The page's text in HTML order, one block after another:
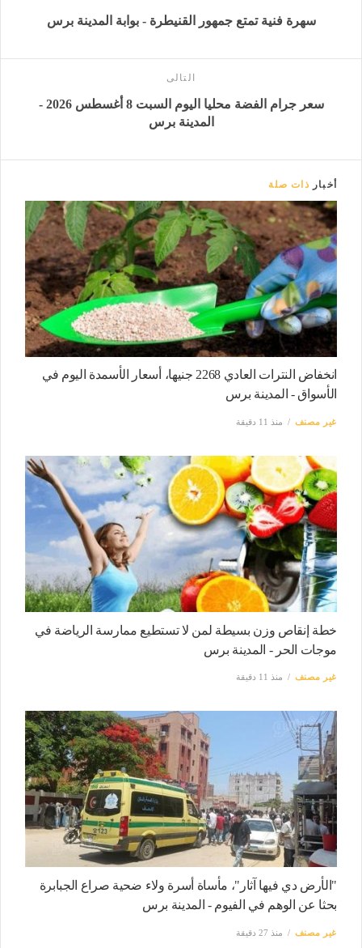
سهرة فنية تمتع جمهور القنيطرة - بوابة المدينة برس
التالى
سعر جرام الفضة محليا اليوم السبت 8 أغسطس 2026 -
المدينة برس
أخبار ذات صلة
انخفاض النترات العادي 2268 جنيها، أسعار الأسمدة اليوم في
الأسواق - المدينة برس
غير مصنف منذ 11 دقيقة
خطة إنقاص وزن بسيطة لمن لا تستطيع ممارسة الرياضة في
موجات الحر - المدينة برس
غير مصنف منذ 11 دقيقة
"الأرض دي فيها آثار"، مأساة أسرة ولاء ضحية صراع الجبابرة
بحثا عن الوهم في الفيوم - المدينة برس
غير مصنف منذ 27 دقيقة